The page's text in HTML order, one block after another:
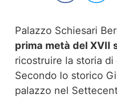
Palazzo Schiesari
prima metà del XVII
ricostruire la storia
Secondo lo storico
palazzo nel